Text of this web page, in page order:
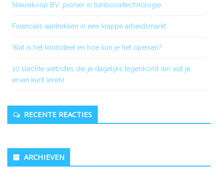
Nieuwkoop BV: pionier in tuinbouwtechnologie
Financials aantrekken in een krappe arbeidsmarkt
Wat is het kindsdeel en hoe kun je het opeisen?
10 slechte websites die je dagelijks tegenkomt (en wat je
ervan kunt leren)
RECENTE REACTIES
ARCHIEVEN